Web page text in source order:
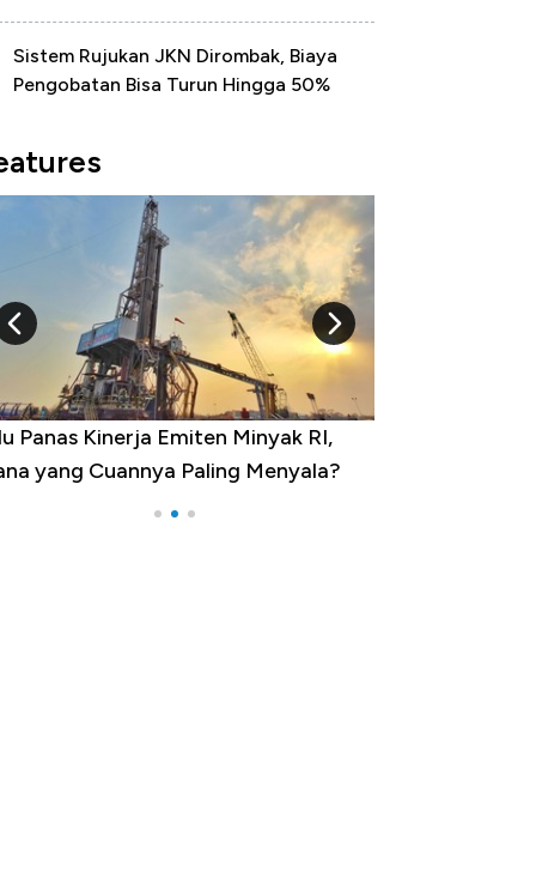
Sistem Rujukan JKN Dirombak, Biaya
Pengobatan Bisa Turun Hingga 50%
Provinsi dengan Tingkat
Tertinggi, Ada Jakarta